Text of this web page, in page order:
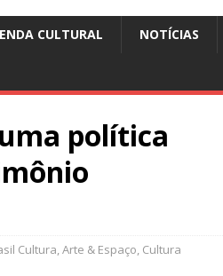
CULTURAL NOTÍCIAS
política
Cultura,Arte & Espaço, Cultura